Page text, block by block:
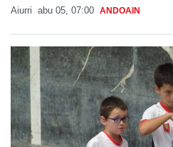
Aiurri abu 05, 07:00 ANDOAIN